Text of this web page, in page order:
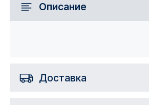
Описание
Доставка